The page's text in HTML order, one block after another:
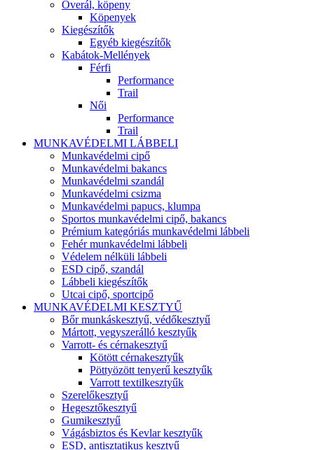
Overál, köpeny
Köpenyek
Kiegészítők
Egyéb kiegészítők
Kabátok-Mellények
Férfi
Performance
Trail
Női
Performance
Trail
MUNKAVÉDELMI LÁBBELI
Munkavédelmi cipő
Munkavédelmi bakancs
Munkavédelmi szandál
Munkavédelmi csizma
Munkavédelmi papucs, klumpa
Sportos munkavédelmi cipő, bakancs
Prémium kategóriás munkavédelmi lábbeli
Fehér munkavédelmi lábbeli
Védelem nélküli lábbeli
ESD cipő, szandál
Lábbeli kiegészítők
Utcai cipő, sportcipő
MUNKAVÉDELMI KESZTYŰ
Bőr munkáskesztyű, védőkesztyű
Mártott, vegyszerálló kesztyűk
Varrott- és cérnakesztyű
Kötött cérnakesztyűk
Pöttyözött tenyerű kesztyűk
Varrott textilkesztyűk
Szerelőkesztyű
Hegesztőkesztyű
Gumikesztyű
Vágásbiztos és Kevlar kesztyűk
ESD, antisztatikus kesztyű